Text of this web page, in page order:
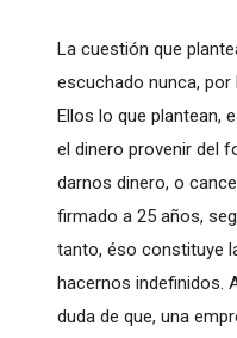
La cuestión que
escuchado nunca, por
Ellos lo que plantean,
el dinero provenir del
darnos dinero, o
firmado a 25 años,
tanto, éso constituye
hacernos indefinidos.
duda de que, una